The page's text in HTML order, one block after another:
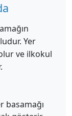
Yer
ve ilkokul
basamağı